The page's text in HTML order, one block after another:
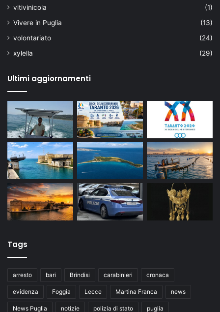
vitivinicola
(1)
Vivere in Puglia
(13)
volontariato
(24)
xylella
(29)
Ultimi aggiornamenti
Tags
arresto bari Brindisi carabinieri cronaca
evidenza Foggia Lecce Martina Franca news
News Puglia notizie polizia di stato puglia